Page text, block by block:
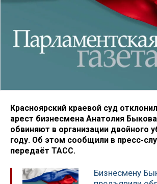
Красноярский краевой суд
арест бизнесмена Анатолия
обвиняют в организации двойного
году. Об этом сообщили в пресс-
передаёт ТАСС.
Бизнесмену